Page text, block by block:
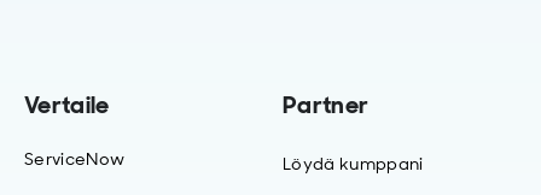
Vertaile
ServiceNow
Partner
Löydä kumppani